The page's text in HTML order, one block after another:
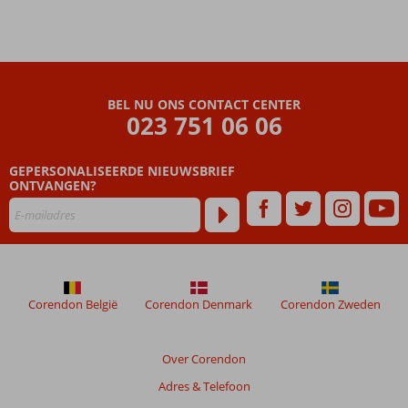
Ruime, nette
BEL NU ONS CONTACT CENTER
023 751 06 06
GEPERSONALISEERDE NIEUWSBRIEF
ONTVANGEN?
Over Corendon
Adres & Telefoon
Corendon België Corendon Denmark Corendon Zweden